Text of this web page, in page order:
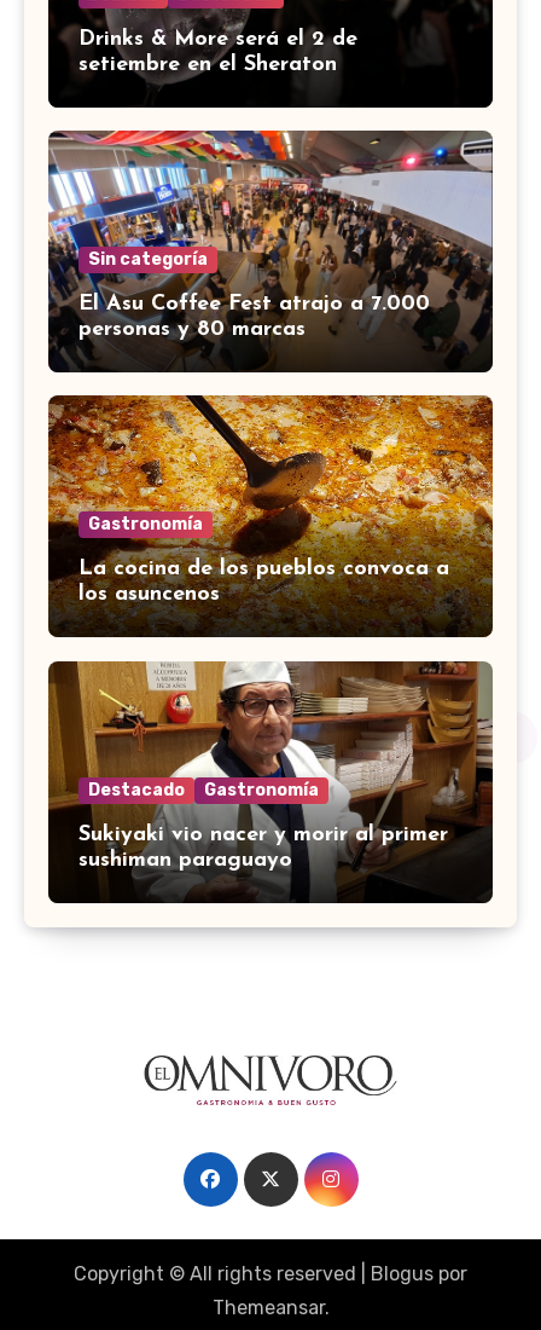
Drinks & More será el 2 de
setiembre en el Sheraton
Sin categoría
El Asu Coffee Fest atrajo a 7.000
personas y 80 marcas
Gastronomía
La cocina de los pueblos convoca a
los asuncenos
Destacado Gastronomía
Sukiyaki vio nacer y morir al primer
sushiman paraguayo
Copyright © All rights reserved Blogus por
Themeansar.